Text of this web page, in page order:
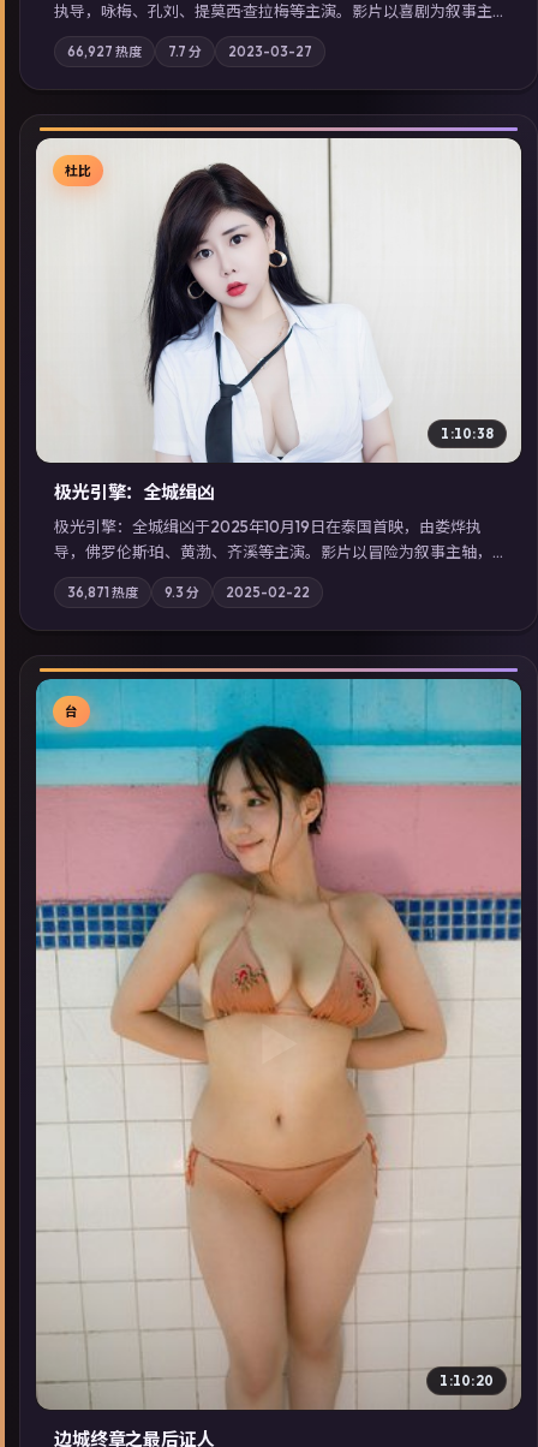
执导，咏梅、孔刘、提莫西·查拉梅等主演。影片以喜剧为叙事主
轴，旧案重提，真相与谎言在同一条时间线上交锋；摄影与配乐
强化地域气质；站内亦可通过「国产免费观看高清电视剧在线
看」延展检索同类型高分佳作，畅享高清在线追剧体验。
66,927 热度 7.7 分 2023-03-27
▶
杜比
1:10:38
极光引擎：全城缉凶
极光引擎：全城缉凶于2025年10月19日在泰国首映，由娄烨执
导，佛罗伦斯·珀、黄渤、齐溪等主演。影片以冒险为叙事主轴，
记忆碎片重组后，主角发现自己从未活过“真实”的一天；摄影与
配乐强化地域气质；站内亦可通过「国产免费观看高清电视剧在
线看」延展检索同类型高分佳作，畅享高清在线追剧体验。
36,871热度 9.3 分 2025-02-22
▶
台
1:10:20
边城终章之最后证人